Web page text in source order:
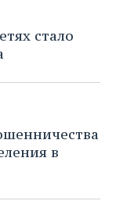
стало
в